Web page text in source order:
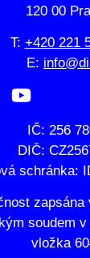
120 00
T: +420 221
E:
IČ: 256
DIČ:
schránka:
zapsána
soudem
vložka